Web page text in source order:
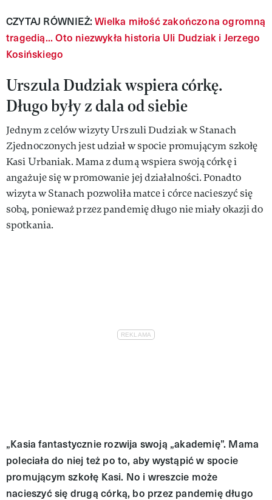
CZYTAJ RÓWNIEŻ:Wielka miłość zakończona ogromną
tragedią... Oto niezwykła historia Uli Dudziak i Jerzego
Kosińskiego
Urszula Dudziak wspiera córkę.
Długo były z dala od siebie
Jednym z celów wizyty Urszuli Dudziak w Stanach
Zjednoczonych jest udział w spocie promującym szkołę
Kasi Urbaniak. Mama z dumą wspiera swoją córkę i
angażuje się w promowanie jej działalności. Ponadto
wizyta w Stanach pozwoliła matce i córce nacieszyć się
sobą, ponieważ przez pandemię długo nie miały okazji do
spotkania.
„Kasia fantastycznie rozwija swoją „akademię”. Mama
poleciała do niej też po to, aby wystąpić w spocie
promującym szkołę Kasi. No i wreszcie może
nacieszyć się drugą córką, bo przez pandemię długo